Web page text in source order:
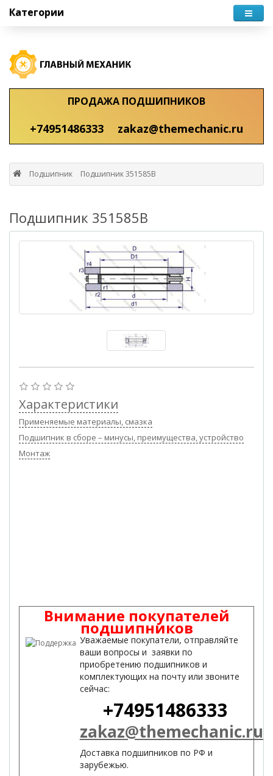
Категории
ПРОДАЖА ПОДШИПНИКОВ
+74951486333 zakaz@themechanic.ru
Подшипник Подшипник 351585B
Подшипник 351585B
Характеристики
Применяемые материалы, смазка
Подшипник в сборе – минусы, преимущества, устройство
Монтаж
Внимание покупателей
подшипников
Уважаемые покупатели, отправляйте
ваши вопросы и заявки по
приобретению подшипников и
комплектующих на почту или звоните
сейчас:
+74951486333
zakaz@themechanic.ru
Доставка подшипников по РФ и
зарубежью.